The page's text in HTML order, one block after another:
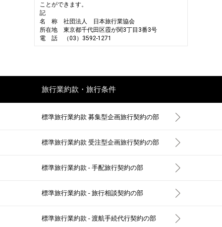
ことができます。
記
名 称
社団法人 日本旅行業協会
所在地
東京都千代田区霞が関3丁目3番3号
電 話
（03）3592-1271
旅行業約款・旅行条件
標準旅行業約款 募集型企画旅行契約の部
標準旅行業約款 受注型企画旅行契約の部
標準旅行業約款 - 手配旅行契約の部
標準旅行業約款 - 旅行相談契約の部
標準旅行業約款 - 渡航手続代行契約の部